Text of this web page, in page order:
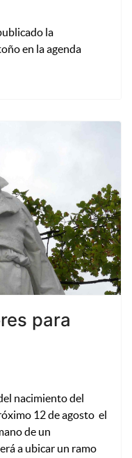
la
en la agenda
para
nacimiento del
12 de agosto el
de un
a ubicar un ramo